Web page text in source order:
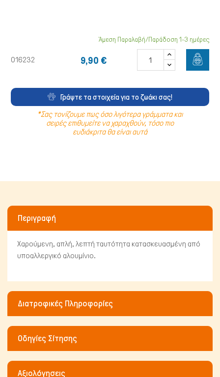
Γάτα
016232
Άμεση Παραλαβή/Παράδοση 1-3 ημέρες
9,90 €
Γράψτε τα στοιχεία για το ζωάκι σας!
*Σας τονίζουμε πως όσο λιγότερα γράμματα και
σειρές επιθυμείτε να χαραχθούν, τόσο πιο
ευδιάκριτα θα είναι αυτά
Περιγραφή
Χαρούμενη, απλή, λεπτή ταυτότητα κατασκευασμένη από
υποαλλεργικό αλουμίνιο.
Διατροφικές Πληροφορίες
Οδηγίες Σίτησης
Αξιολόγησεις